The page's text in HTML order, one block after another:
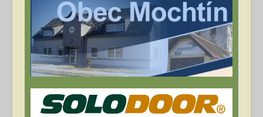
Hráči
Kalendář akcí
Fotogalerie
Ke stažení